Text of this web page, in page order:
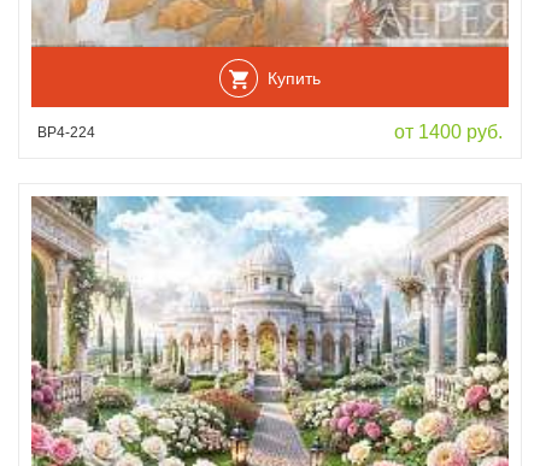
Купить
ВР4-224 от 1400 руб.